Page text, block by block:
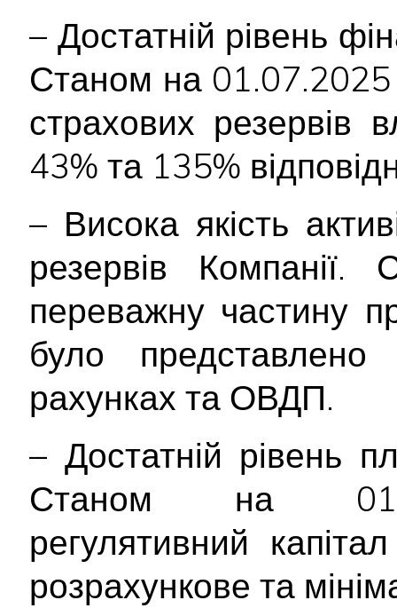
– Достатній рівень
Станом на 01.07.2025
страхових резервів
43% та 135%
– Висока якість
резервів
переважну частину
було
рахунках та ОВДП.
– Достатній рівень
Станом на
регулятивний
розрахункове та